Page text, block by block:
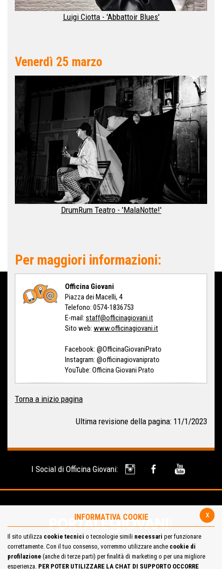
Luigi Ciotta - 'Abbattoir Blues'
Venerdì 25 marzo
DrumRum Teatro - 'MalaNotte!'
Per maggiori informazioni:
Officina Giovani
Piazza dei Macelli, 4
Telefono: 0574-1836753
E-mail: staff@officinagiovani.it
Sito web: www.officinagiovani.it
Facebook: @OfficinaGiovaniPrato
Instagram: @officinagiovaniprato
YouTube: Officina Giovani Prato
Torna a inizio pagina
Ultima revisione della pagina: 11/1/2023
I Social di Officina Giovani:
x
INFORMATIVA COOKIE
Il sito utilizza cookie tecnici o tecnologie simili necessari per funzionare
correttamente. Con il tuo consenso, vorremmo utilizzare anche cookie di
profilazione (anche di terze parti) per finalità di marketing o per una migliore
esperienza. PER POTER UTILIZZARE LA CHAT DI SUPPORTO OCCORRE